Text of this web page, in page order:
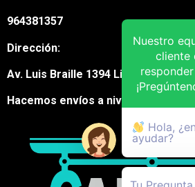
964381357
Dirección:
Av. Luis Braille 1394 Lima Cercado
Hacemos envíos a nivel nacional
Nuestro
cliente
Hola,
ayudar?